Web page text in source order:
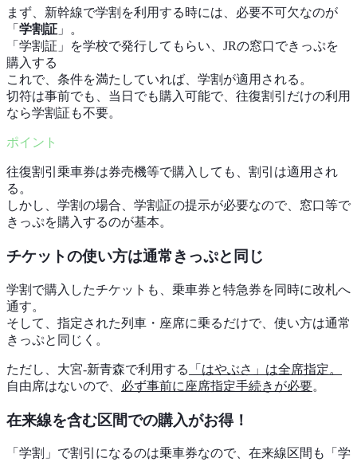
まず、新幹線で学割を利用する時には、必要不可欠なのが
「 学割証 」。
「学割証」を学校で発行してもらい、JRの窓口できっぷを
購入する
これで、条件を満たしていれば、学割が適用される。
切符は事前でも、当日でも購入可能で、往復割引だけの利用
なら学割証も不要。
往復割引乗車券は券売機等で購入しても、割引は適用され
る。
しかし、学割の場合、学割証の提示が必要なので、窓口等で
きっぷを購入するのが基本。
チケットの使い方は通常きっぷと同じ
学割で購入したチケットも、乗車券と特急券を同時に改札へ
通す。
そして、指定された列車・座席に乗るだけで、使い方は通常
きっぷと同じく。
ただし、大宮-新青森で利用する
「はやぶさ」は全席指定。
自由席はないので、 必ず事前に座席指定手続きが必要。
在来線を含む区間での購入がお得！
「学割」で割引になるのは乗車券なので、在来線区間も「学